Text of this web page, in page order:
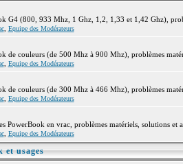
G4 (800, 933 Mhz, 1 Ghz, 1,2, 1,33 et 1,42 Ghz),
, Equipe des Modérateurs
de couleurs (de 500 Mhz à 900 Mhz), problèmes
, Equipe des Modérateurs
de couleurs (de 300 Mhz à 466 Mhz), problèmes
, Equipe des Modérateurs
PowerBook en vrac, problèmes matériels, solutions et
, Equipe des Modérateurs
et usages